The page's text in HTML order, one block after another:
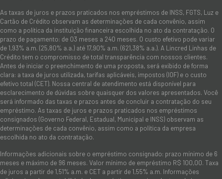
As taxas de juros e prazos praticados nos empréstimos de INSS, FGTS, Luz e
Cartão de Crédito observam as determinações de cada convênio, assim
como a política da instituição financeira escolhida no ato da contratação. O
prazo de pagamento: de 03 meses a 240 meses. O custo efetivo pode variar
de 1,93% a.m. (25,80% a.a.) até 17,90% a.m. (621,38% a.a.). A Lincred Linhas de
Crédito tem o compromisso de total transparência com nossos clientes.
Antes de iniciar o preenchimento de uma proposta, será exibido de forma
clara: a taxa de juros utilizada, tarifas aplicáveis, impostos (IOF) e o custo
efetivo total (CET). Nossa central de atendimento está disponível para
esclarecimento de dúvidas sobre quaisquer dos valores apresentados. Você
será informado das taxas e prazos antes de concluir a contratação do seu
empréstimo. As taxas de juros e prazos praticados nos empréstimos
consignados (Governo Federal, Estadual, Municipal e INSS) observam as
determinações de cada convênio, assim como a política da empresa
escolhida no ato da contratação.
Informações adicionais sobre o empréstimo consignado: prazo mínimo de 6
meses e máximo de 96 meses. Valor mínimo de empréstimo R$ 100,00. Taxa
de juros a partir de 1,51% a.m. e CET a partir de 1,55% a.m. Informações